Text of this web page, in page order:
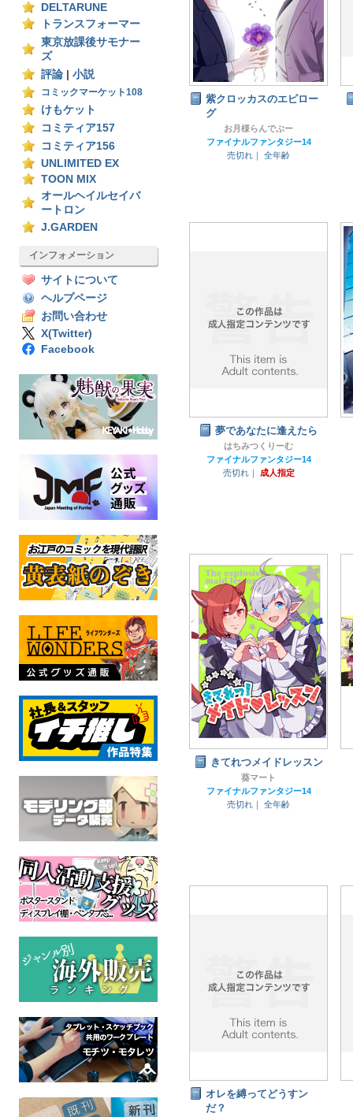
DELTARUNE
トランスフォーマー
東京放課後サモナー
ズ
評論
小説
コミックマーケット108
けもケット
コミティア157
コミティア156
UNLIMITED EX
TOON MIX
オールヘイルセイバ
ートロン
J.GARDEN
インフォメーション
サイトについて
ヘルプページ
お問い合わせ
X(Twitter)
Facebook
紫クロッカスのエピロー
グ
お月様らんでぶー
ファイナルファンタジー14
売切れ｜
全年齢
夢であなたに逢えたら
はちみつくりーむ
ファイナルファンタジー14
売切れ｜
成人指定
きてれつメイドレッスン
葵マート
ファイナルファンタジー14
売切れ｜
全年齢
オレを縛ってどうすン
だ？